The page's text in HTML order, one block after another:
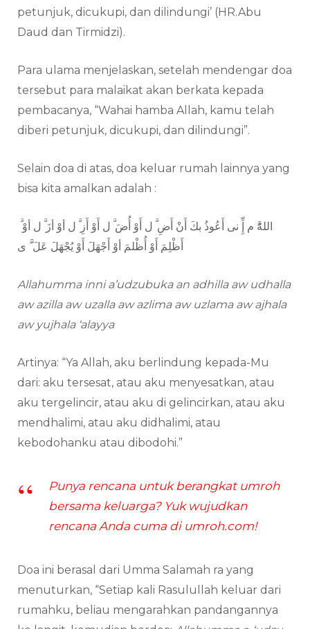
petunjuk, dicukupi, dan dilindungi’ (HR.Abu
Daud dan Tirmidzi).
Para ulama menjelaskan, setelah mendengar doa
tersebut para malaikat akan berkata kepada
pembacanya, “Wahai hamba Allah, kamu telah
diberi petunjuk, dicukupi, dan dilindungi”.
Selain doa di atas, doa keluar rumah lainnya yang
bisa kita amalkan adalah :
اللهَُّ م إِِّ نى أَعُوذُ بكَ أَنْ أَضِ ل أَوْ أُضَ ل أَوْ أَزِ ل أوْ أزَ ل أوْ
أَظْلِمَ أَوْ أُظْلمَ أوْ أَجْهَلَ أَوْ یُجْهَلَ عَلَ َّ ى
Allahumma inni a’udzubuka an adhilla aw udhalla
aw azilla aw uzalla aw azlima aw uzlama aw ajhala
aw yujhala ‘alayya
Artinya: “Ya Allah, aku berlindung kepada-Mu
dari: aku tersesat, atau aku menyesatkan, atau
aku tergelincir, atau aku di gelincirkan, atau aku
mendhalimi, atau aku didhalimi, atau
kebodohanku atau dibodohi.”
Punya rencana untuk berangkat umroh
bersama keluarga? Yuk wujudkan
rencana Anda cuma di umroh.com!
Doa ini berasal dari Umma Salamah ra yang
menuturkan, “Setiap kali Rasulullah keluar dari
rumahku, beliau mengarahkan pandangannya